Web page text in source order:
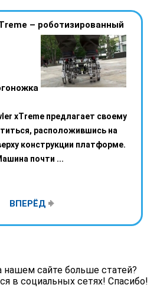
– роботизированный
xTreme предлагает своему
расположившись на
конструкции платформе.
почти ...
ВПЕРЁД
нашем сайте больше статей?
в социальных сетях! Спасибо!